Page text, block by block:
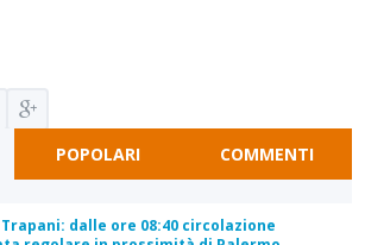
POPOLARI COMMENTI
dalle ore 08:40 circolazione